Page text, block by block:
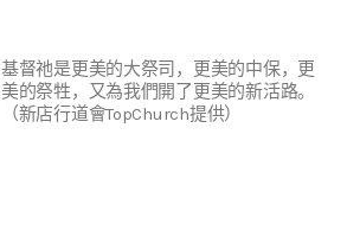
基督祂是更美的大祭司，更美的中保，更
美的祭牲，又為我們開了更美的新活路。
（新店行道會TopChurch提供）